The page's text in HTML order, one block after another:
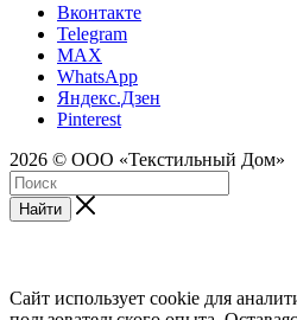
Вконтакте
Telegram
MAX
WhatsApp
Яндекс.Дзен
Pinterest
2026 © ООО «Текстильный Дом»
Найти
Сайт использует cookie для